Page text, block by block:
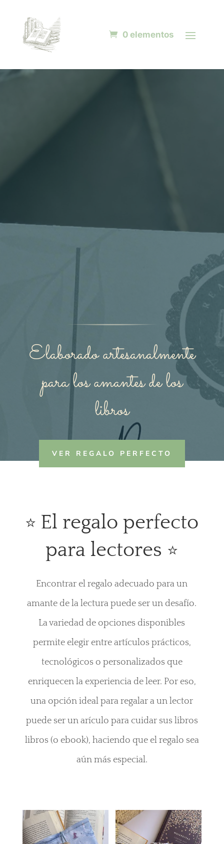
0 elementos
Regalo para
lectores
Elaborado artesanalmente
para los amantes de los
libros
VER REGALO PERFECTO
⭐ El regalo perfecto
para lectores ⭐
Encontrar el regalo adecuado para un
amante de la lectura puede ser un desafío.
La variedad de opciones disponibles
permite elegir entre artículos prácticos,
tecnológicos o personalizados que
enriquecen la experiencia de leer. Por eso,
una opción ideal para regalar a un lector
puede ser un arículo para cuidar sus libros
libros (o ebook), haciendo que el regalo sea
aún más especial.